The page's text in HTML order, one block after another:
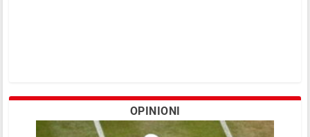
OPINIONI